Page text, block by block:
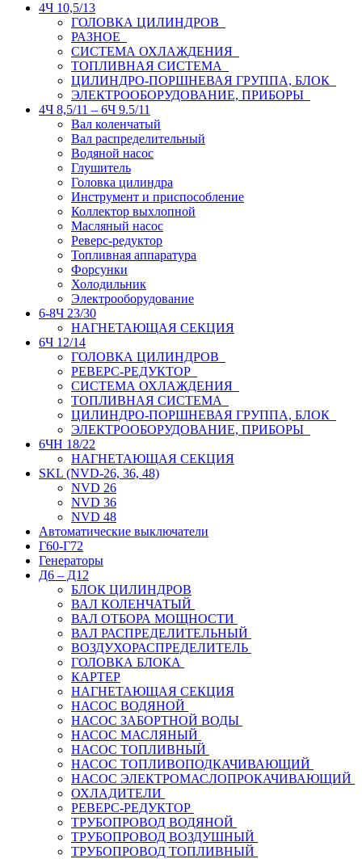
4Ч 10,5/13
ГОЛОВКА ЦИЛИНДРОВ
РАЗНОЕ
СИСТЕМА ОХЛАЖДЕНИЯ
ТОПЛИВНАЯ СИСТЕМА
ЦИЛИНДРО-ПОРШНЕВАЯ ГРУППА, БЛОК
ЭЛЕКТРООБОРУДОВАНИЕ, ПРИБОРЫ
4Ч 8,5/11 – 6Ч 9.5/11
Вал коленчатый
Вал распределительный
Водяной насос
Глушитель
Головка цилиндра
Инструмент и приспособление
Коллектор выхлопной
Масляный насос
Реверс-редуктор
Топливная аппаратура
Форсунки
Холодильник
Электрооборудование
6-8Ч 23/30
НАГНЕТАЮЩАЯ СЕКЦИЯ
6Ч 12/14
ГОЛОВКА ЦИЛИНДРОВ
РЕВЕРС-РЕДУКТОР
СИСТЕМА ОХЛАЖДЕНИЯ
ТОПЛИВНАЯ СИСТЕМА
ЦИЛИНДРО-ПОРШНЕВАЯ ГРУППА, БЛОК
ЭЛЕКТРООБОРУДОВАНИЕ, ПРИБОРЫ
6ЧН 18/22
НАГНЕТАЮЩАЯ СЕКЦИЯ
SKL (NVD-26, 36, 48)
NVD 26
NVD 36
NVD 48
Автоматические выключатели
Г60-Г72
Генераторы
Д6 – Д12
БЛОК ЦИЛИНДРОВ
ВАЛ КОЛЕНЧАТЫЙ
ВАЛ ОТБОРА МОЩНОСТИ
ВАЛ РАСПРЕДЕЛИТЕЛЬНЫЙ
ВОЗДУХОРАСПРЕДЕЛИТЕЛЬ
ГОЛОВКА БЛОКА
КАРТЕР
НАГНЕТАЮЩАЯ СЕКЦИЯ
НАСОС ВОДЯНОЙ
НАСОС ЗАБОРТНОЙ ВОДЫ
НАСОС МАСЛЯНЫЙ
НАСОС ТОПЛИВНЫЙ
НАСОС ТОПЛИВОПОДКАЧИВАЮЩИЙ
НАСОС ЭЛЕКТРОМАСЛОПРОКАЧИВАЮЩИЙ
ОХЛАДИТЕЛИ
РЕВЕРС-РЕДУКТОР
ТРУБОПРОВОД ВОДЯНОЙ
ТРУБОПРОВОД ВОЗДУШНЫЙ
ТРУБОПРОВОД ТОПЛИВНЫЙ